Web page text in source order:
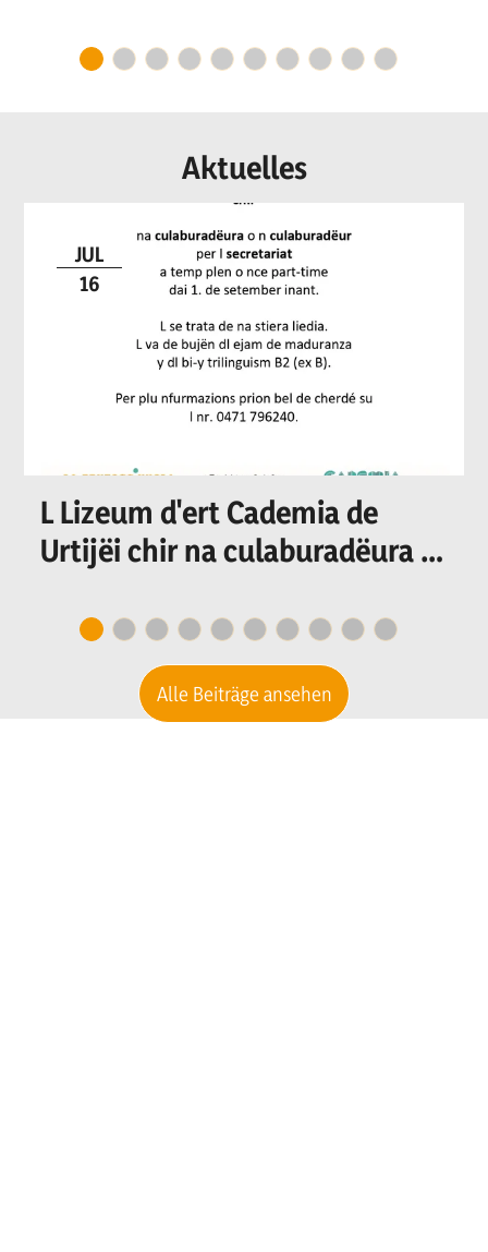
secretariat
Aktuelles
JUL
16
L Lizeum d'ert Cademia de
Urtijëi chir na culaburadëura o
secretariat
Alle Beiträge ansehen